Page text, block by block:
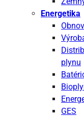
Energetika
plynu
GES